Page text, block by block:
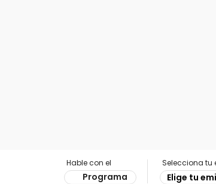
Hable con el
Programa
Selecciona tu
Elige tu